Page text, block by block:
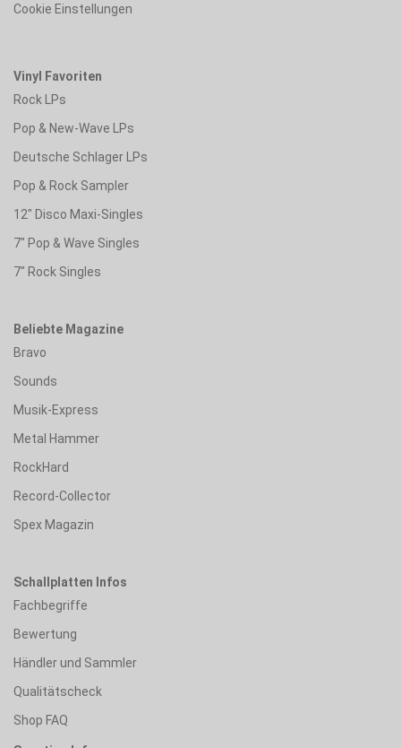
Cookie Einstellungen
Vinyl Favoriten
Rock LPs
Pop & New-Wave LPs
Deutsche Schlager LPs
Pop & Rock Sampler
12" Disco Maxi-Singles
7" Pop & Wave Singles
7" Rock Singles
Beliebte Magazine
Bravo
Sounds
Musik-Express
Metal Hammer
RockHard
Record-Collector
Spex Magazin
Schallplatten Infos
Fachbegriffe
Bewertung
Händler und Sammler
Qualitätscheck
Shop FAQ